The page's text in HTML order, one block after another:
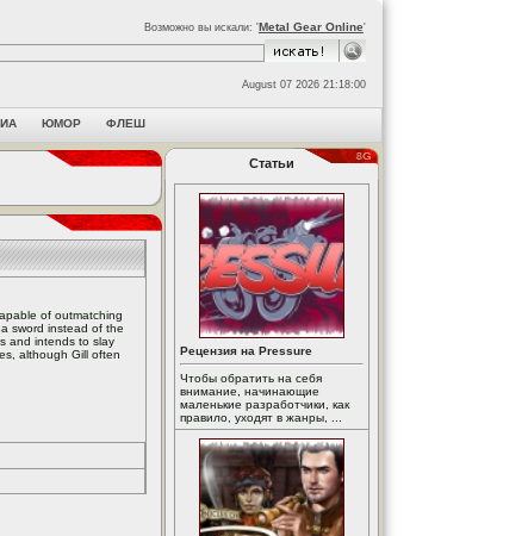
Возможно вы искали: 'Metal Gear Online'
August 07 2026 21:18:00
ЮМОР ФЛЕШ
of outmatching
sword instead of the
and intends to slay
although Gill often
Статьи
Рецензия на Pressure
Чтобы обратить на себя
внимание, начинающие
маленькие разработчики, как
правило, уходят в жанры, ...